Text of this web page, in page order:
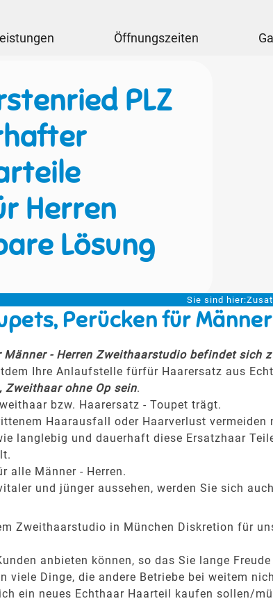
Öffnungszeiten
PLZ
Herren
Lösung
Sie sind hier:
Perücken für Männer
- Herren Zweithaarstudio befindet sich
Ihre Anlaufstelle fürfür Haarersatz aus
Zweithaar ohne Op sein.
bzw. Haarersatz - Toupet trägt.
Haarausfall oder Haarverlust vermeiden
langlebig und dauerhaft diese Ersatzhaar
alle Männer - Herren.
und jünger aussehen, werden Sie sich
Zweithaarstudio in München Diskretion für
anbieten können, so das Sie lange
viele Dinge, die andere Betriebe bei weitem
ein neues Echthaar Haarteil kaufen sollen/